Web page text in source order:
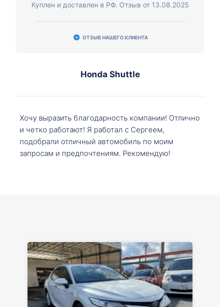
Куплен и доставлен в РФ. Отзыв от 13.08.2025
ОТЗЫВ НАШЕГО КЛИЕНТА
Honda Shuttle
Хочу выразить благодарность компании! Отлично
и четко работают! Я работал с Сергеем,
подобрали отличный автомобиль по моим
запросам и предпочтениям. Рекомендую!